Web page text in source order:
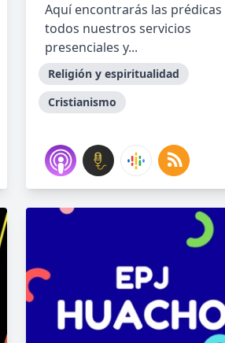
Aquí encontrarás las prédicas
todos nuestros servicios
presenciales y...
Religión y espiritualidad
Cristianismo